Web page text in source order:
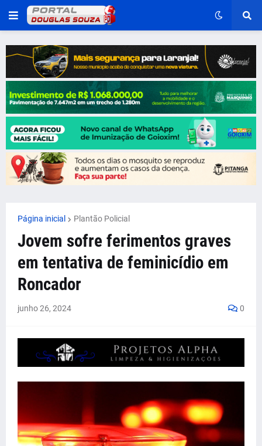
Página inicial Plantão Policial
Jovem sofre ferimentos graves
em tentativa de feminicídio em
Roncador
junho 26, 2024 0